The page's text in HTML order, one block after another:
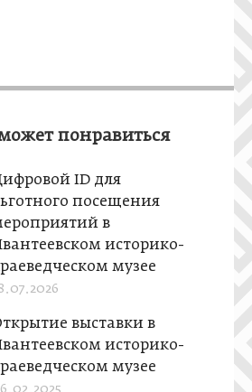
понравиться
ID для
посещения
в
историко-
музее
выставки в
историко-
музее